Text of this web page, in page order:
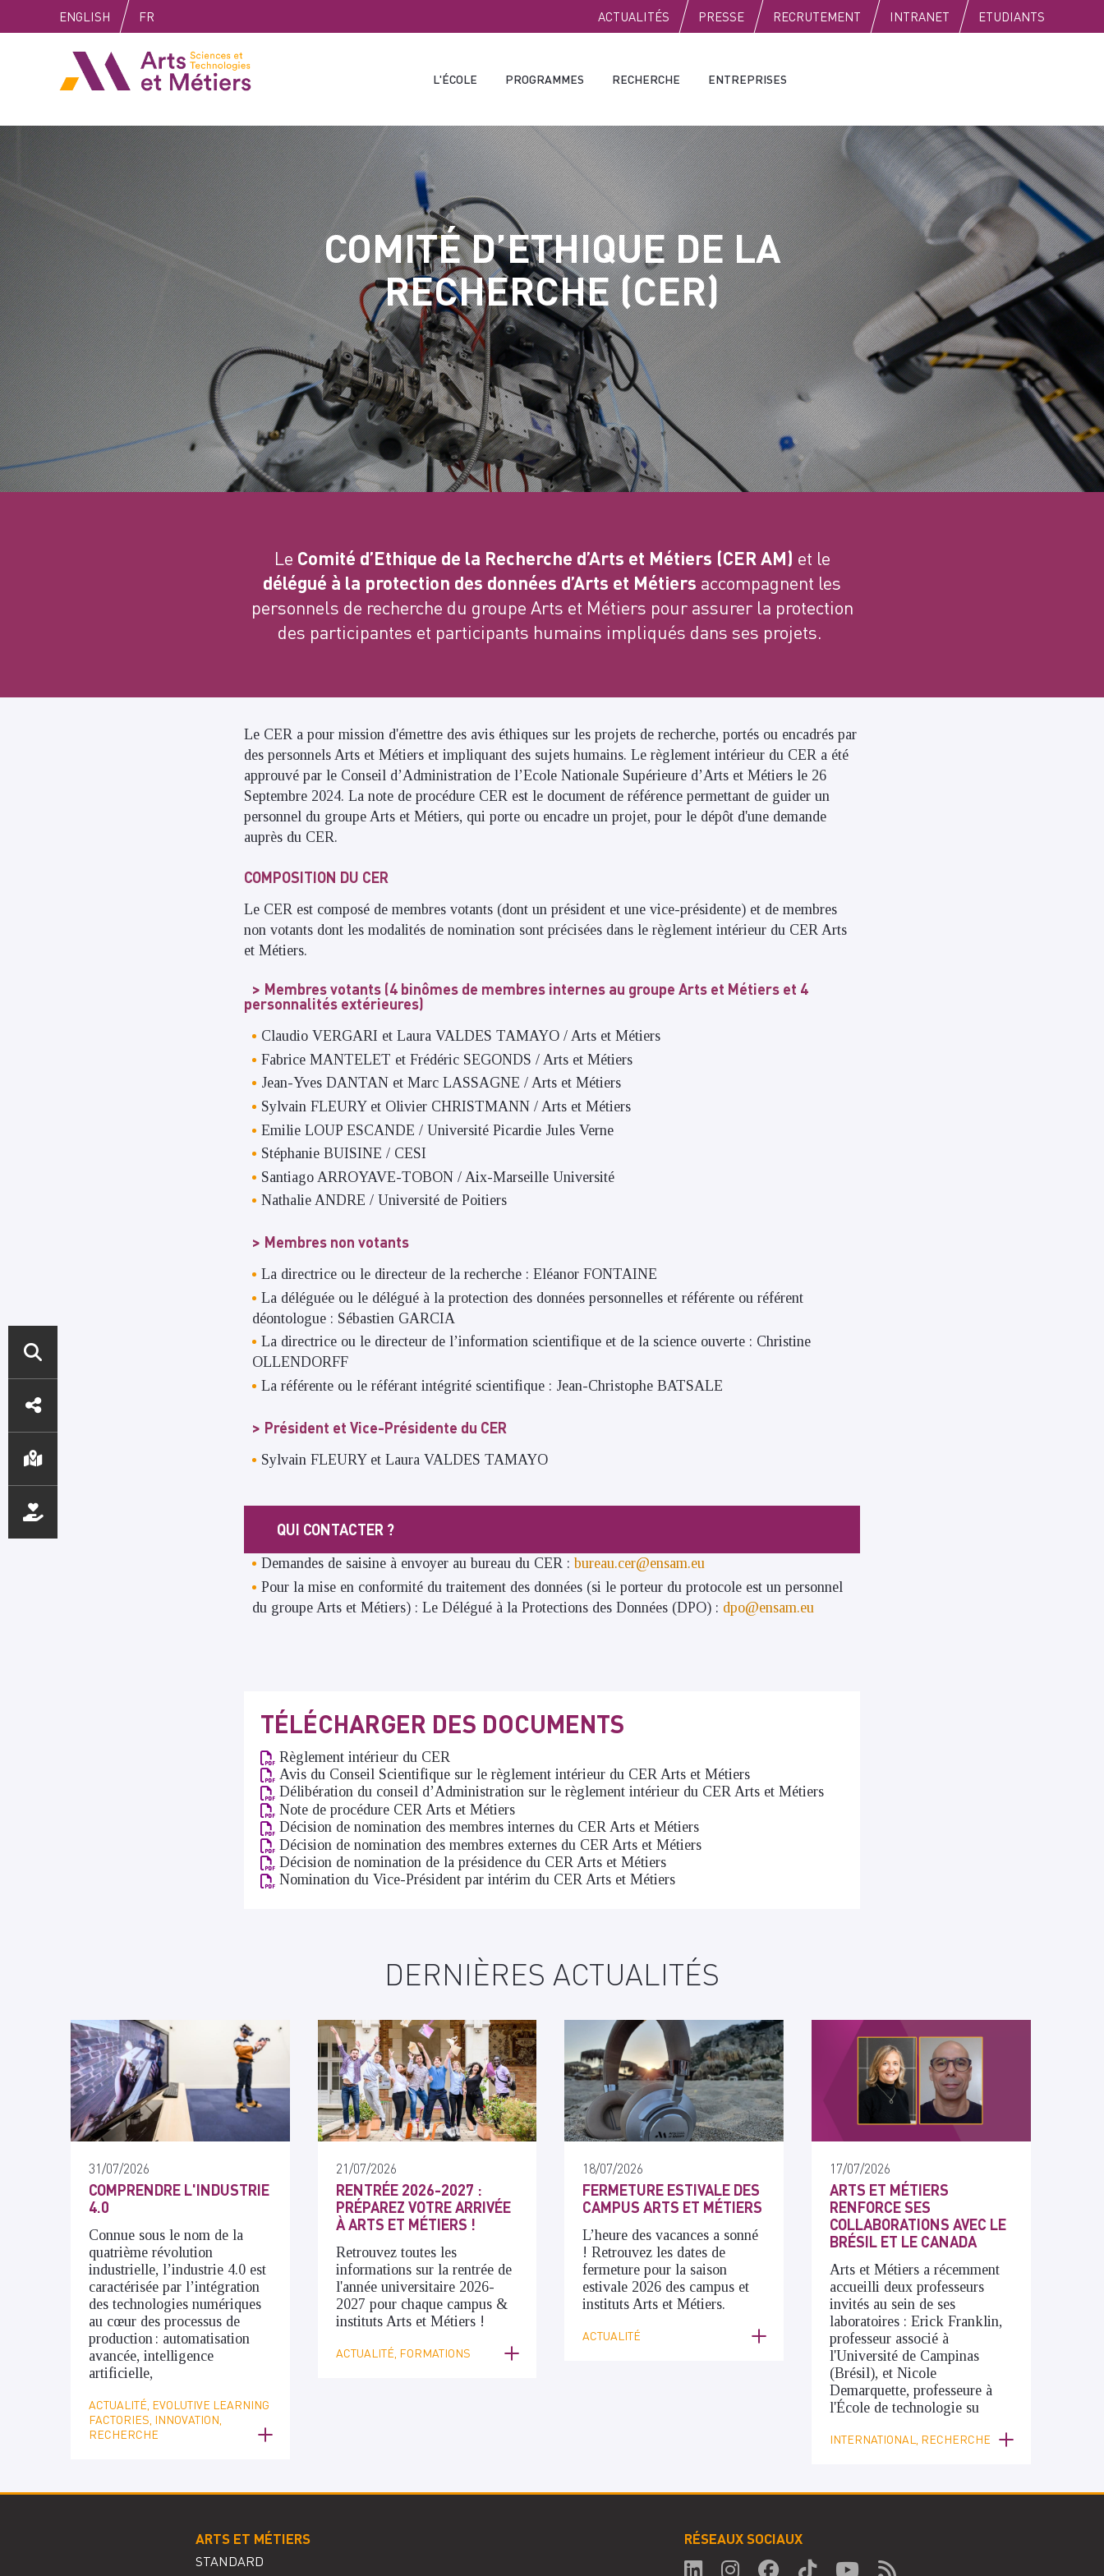
to
to
to
ENGLISH FR PUBLIC
ACTUALITÉS PRESSE RECRUTEMENT INTRANET ETUDIANTS
Arts et métiers
L'ÉCOLE PROGRAMMES RECHERCHE ENTREPRISES
ACCÈS
DIRECTS
COMITÉ D’ETHIQUE DE LA
RECHERCHE (CER)
Le Comité d’Ethique de la Recherche d’Arts et Métiers (CER AM) et le
délégué à la protection des données d’Arts et Métiers accompagnent les
personnels de recherche du groupe Arts et Métiers pour assurer la protection
des participantes et participants humains impliqués dans ses projets.
Le CER a pour mission d'émettre des avis éthiques sur les projets de recherche, portés ou encadrés par
des personnels Arts et Métiers et impliquant des sujets humains. Le règlement intérieur du CER a été
approuvé par le Conseil d’Administration de l’Ecole Nationale Supérieure d’Arts et Métiers le 26
Septembre 2024. La note de procédure CER est le document de référence permettant de guider un
personnel du groupe Arts et Métiers, qui porte ou encadre un projet, pour le dépôt d'une demande
auprès du CER.
COMPOSITION DU CER
Le CER est composé de membres votants (dont un président et une vice-présidente) et de membres
non votants dont les modalités de nomination sont précisées dans le règlement intérieur du CER Arts
et Métiers.
Membres votants (4 binômes de membres internes au groupe Arts et Métiers et 4
personnalités extérieures)
Claudio VERGARI et Laura VALDES TAMAYO / Arts et Métiers
Fabrice MANTELET et Frédéric SEGONDS / Arts et Métiers
Jean-Yves DANTAN et Marc LASSAGNE / Arts et Métiers
Sylvain FLEURY et Olivier CHRISTMANN / Arts et Métiers
Emilie LOUP ESCANDE / Université Picardie Jules Verne
Stéphanie BUISINE / CESI
Santiago ARROYAVE-TOBON / Aix-Marseille Université
Nathalie ANDRE / Université de Poitiers
Membres non votants
La directrice ou le directeur de la recherche : Eléanor FONTAINE
La déléguée ou le délégué à la protection des données personnelles et référente ou référent
déontologue : Sébastien GARCIA
La directrice ou le directeur de l’information scientifique et de la science ouverte : Christine
OLLENDORFF
La référente ou le référant intégrité scientifique : Jean-Christophe BATSALE
Président et Vice-Présidente du CER
Sylvain FLEURY et Laura VALDES TAMAYO
QUI CONTACTER ?
Demandes de saisine à envoyer au bureau du CER : bureau.cer@ensam.eu
Pour la mise en conformité du traitement des données (si le porteur du protocole est un personnel
du groupe Arts et Métiers) : Le Délégué à la Protections des Données (DPO) : dpo@ensam.eu
TÉLÉCHARGER DES DOCUMENTS
Règlement intérieur du CER
Avis du Conseil Scientifique sur le règlement intérieur du CER Arts et Métiers
Délibération du conseil d’Administration sur le règlement intérieur du CER Arts et Métiers
Note de procédure CER Arts et Métiers
Décision de nomination des membres internes du CER Arts et Métiers
Décision de nomination des membres externes du CER Arts et Métiers
Décision de nomination de la présidence du CER Arts et Métiers
Nomination du Vice-Président par intérim du CER Arts et Métiers
DERNIÈRES ACTUALITÉS
31/07/2026
COMPRENDRE L'INDUSTRIE
4.0
Connue sous le nom de la
quatrième révolution
industrielle, l’industrie 4.0 est
caractérisée par l’intégration
des technologies numériques
au cœur des processus de
production : automatisation
avancée, intelligence
artificielle,
ACTUALITÉ, EVOLUTIVE LEARNING
FACTORIES, INNOVATION,
RECHERCHE
21/07/2026
RENTRÉE 2026-2027 :
PRÉPAREZ VOTRE ARRIVÉE
À ARTS ET MÉTIERS !
Retrouvez toutes les
informations sur la rentrée de
l'année universitaire 2026-
2027 pour chaque campus &
instituts Arts et Métiers !
ACTUALITÉ, FORMATIONS
18/07/2026
FERMETURE ESTIVALE DES
CAMPUS ARTS ET MÉTIERS
L’heure des vacances a sonné
! Retrouvez les dates de
fermeture pour la saison
estivale 2026 des campus et
instituts Arts et Métiers.
ACTUALITÉ
17/07/2026
ARTS ET MÉTIERS
RENFORCE SES
COLLABORATIONS AVEC LE
BRÉSIL ET LE CANADA
Arts et Métiers a récemment
accueilli deux professeurs
invités au sein de ses
laboratoires : Erick Franklin,
professeur associé à
l'Université de Campinas
(Brésil), et Nicole
Demarquette, professeure à
l'École de technologie su
INTERNATIONAL, RECHERCHE
ARTS ET MÉTIERS
STANDARD
RÉSEAUX SOCIAUX